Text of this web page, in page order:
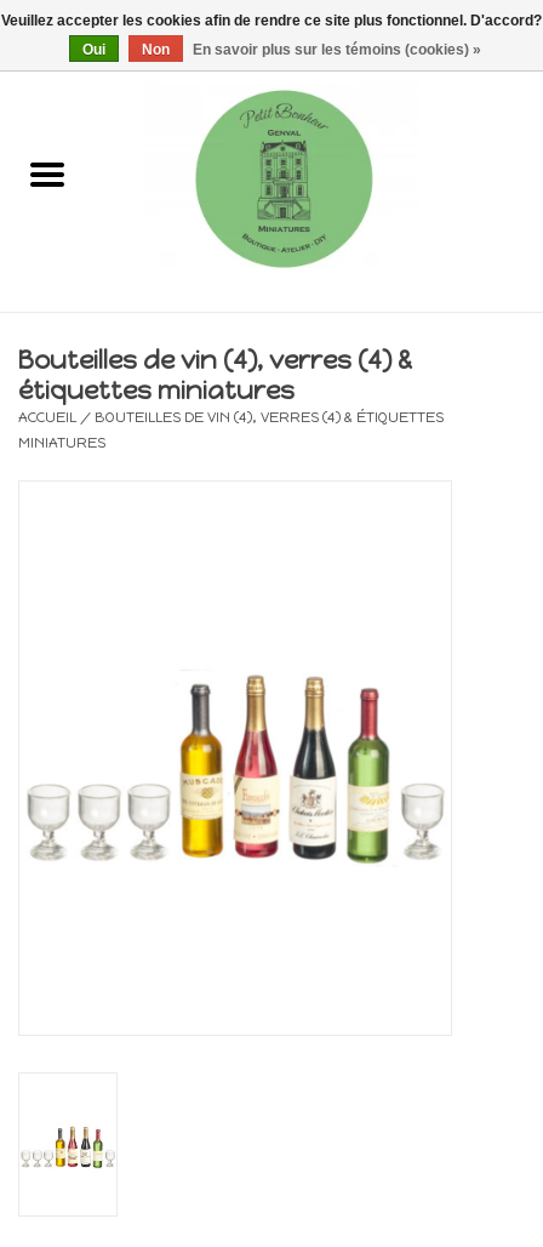
0 Articles - €0,00
Maisons, vitrines & kits
Electricité
Fournitures bricolage
Noël
miniature - The Mouse
Mansion
Bouteilles de vin (4), verres (4) &
étiquettes miniatures
ACCUEIL / BOUTEILLES DE VIN (4), VERRES (4) & ÉTIQUETTES
MINIATURES
Veuillez accepter les cookies afin de rendre ce site plus fonctionnel. D'accord?
Oui
Non En savoir plus sur les témoins (cookies) »